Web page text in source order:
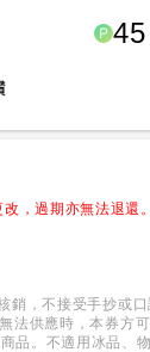
45
，過期亦無法退還。
，不接受手抄或口
法供應時，本券方
品。不適用冰品、